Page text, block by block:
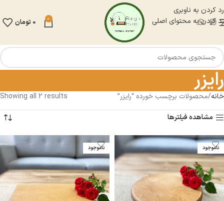
رد کردن به ناوبری
رد کردن به محتوای اصلی
0
0 تومان
رایزر
خانه محصولات برچسب خورده “رایزر”
Showing all 2 results
مشاهده فیلترها
ناموجود ناموجود